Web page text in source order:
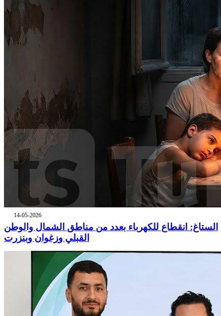
14-05-2026
الستاغ: انقطاع للكهرباء بعدد من مناطق الشمال والوطن
القبلي وزغوان وبنزرت